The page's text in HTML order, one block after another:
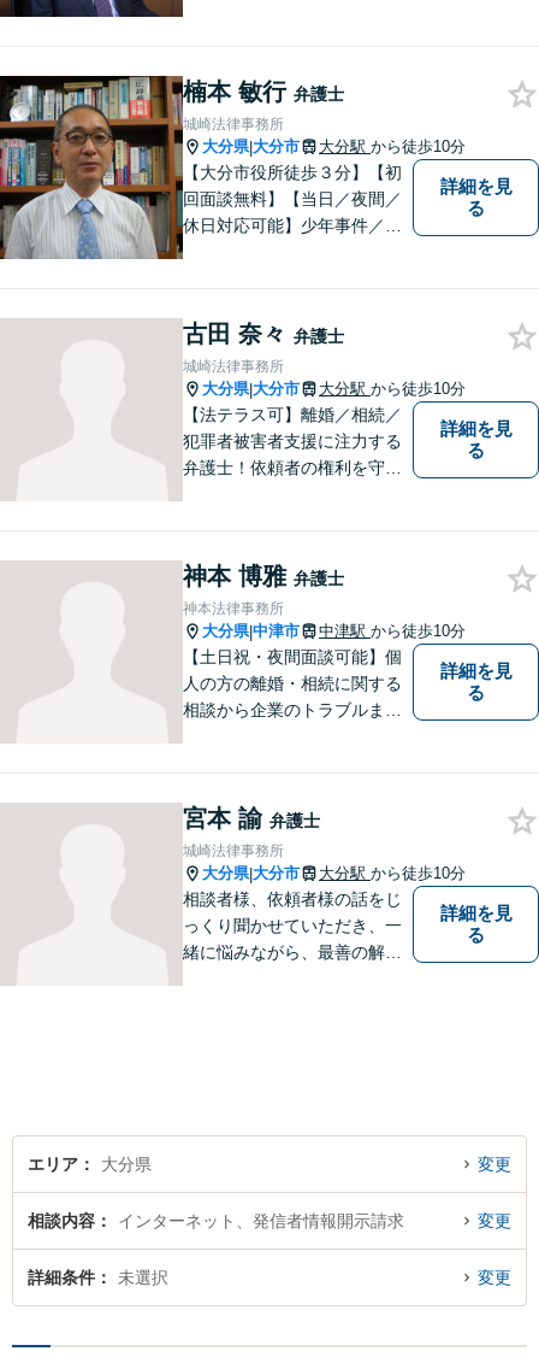
いアットホームな雰囲気の事
務所です。
楠本 敏行 弁護士
城崎法律事務所
大分県|大分市 大分駅 から徒歩10分
【大分市役所徒歩３分】【初
回面談無料】【当日／夜間／
休日対応可能】少年事件／家
ービスを受けられるべく、社
会正義の実現のために最善を
尽くします。
詳細を見
る
古田 奈々 弁護士
城崎法律事務所
大分県|大分市 大分駅 から徒歩10分
【法テラス可】離婚／相続／
犯罪者被害者支援に注力する
弁護士！依頼者の権利を守
詳細を見
る
神本 博雅 弁護士
神本法律事務所
大分県|中津市 中津駅 から徒歩10分
【土日祝・夜間面談可能】個
人の方の離婚・相続に関する
相談から企業のトラブルまで
詳細を見
る
宮本 諭 弁護士
城崎法律事務所
大分県|大分市 大分駅 から徒歩10分
相談者様、依頼者様の話をじ
っくり聞かせていただき、一
緒に悩みながら、最善の解決
詳細を見
る
エリア 大分県 変更
相談内容 インターネット、発信者情報開示請求 変更
詳細条件 未選択 変更